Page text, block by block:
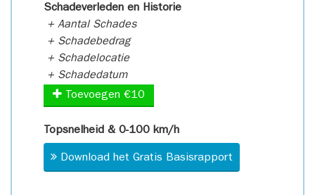
Schadeverleden en Historie
+ Aantal Schades
+ Schadebedrag
+ Schadelocatie
+ Schadedatum
Toevoegen €10
Topsnelheid & 0-100 km/h
Download het Gratis Basisrapport